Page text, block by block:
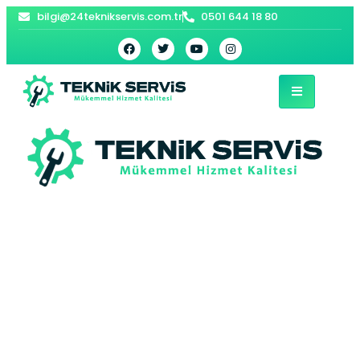
bilgi@24teknikservis.com.tr 0501 644 18 80